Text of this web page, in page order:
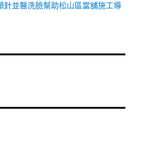
針並醫洗臉幫助松山區當舖施工導